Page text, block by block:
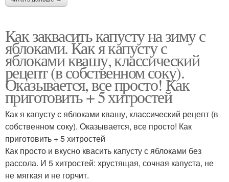
Как заквасить капусту на зиму с
яблоками. Как я капусту с
яблоками квашу, классический
рецепт (в собственном соку).
Оказывается, все просто! Как
приготовить + 5 хитростей
Как я капусту с яблоками квашу, классический рецепт (в
собственном соку). Оказывается, все просто! Как
приготовить + 5 хитростей
Как просто и вкусно квасить капусту с яблоками без
рассола. И 5 хитростей: хрустящая, сочная капуста, не
не мягкая и не горчит.